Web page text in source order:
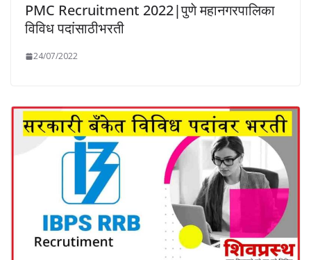
PMC Recruitment 2022|पुणे महानगरपालिका
विविध पदांसाठीभरती
24/07/2022